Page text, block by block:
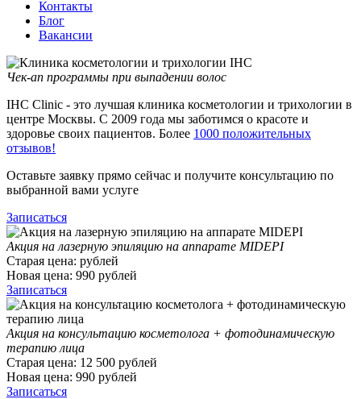
Контакты
Блог
Вакансии
Чек-ап программы при выпадении волос
IHC Clinic - это лучшая клиника косметологии и трихологии в
центре Москвы. С 2009 года мы заботимся о красоте и
здоровье своих пациентов. Более 1000 положительных
отзывов!
Оставьте заявку прямо сейчас и получите консультацию по
выбранной вами услуге
Записаться
Акция на лазерную эпиляцию на аппарате MIDEPI
Старая цена: рублей
Новая цена: 990 рублей
Записаться
Акция на консультацию косметолога + фотодинамическую
терапию лица
Старая цена: 12 500 рублей
Новая цена: 990 рублей
Записаться